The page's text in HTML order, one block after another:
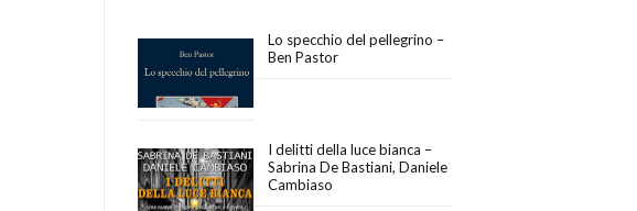
Lo specchio del pellegrino –
Ben Pastor
I delitti della luce bianca –
Sabrina De Bastiani, Daniele
Cambiaso